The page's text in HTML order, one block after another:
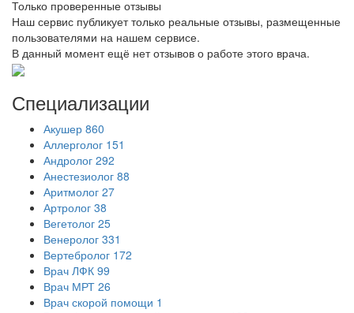
Только проверенные отзывы
Наш сервис публикует только реальные отзывы, размещенные
пользователями на нашем сервисе.
В данный момент ещё нет отзывов о работе этого врача.
Специализации
Акушер 860
Аллерголог 151
Андролог 292
Анестезиолог 88
Аритмолог 27
Артролог 38
Вегетолог 25
Венеролог 331
Вертебролог 172
Врач ЛФК 99
Врач МРТ 26
Врач скорой помощи 1